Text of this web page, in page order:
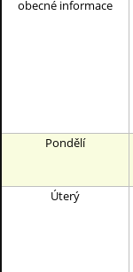
obecné informace
Pondělí
Úterý